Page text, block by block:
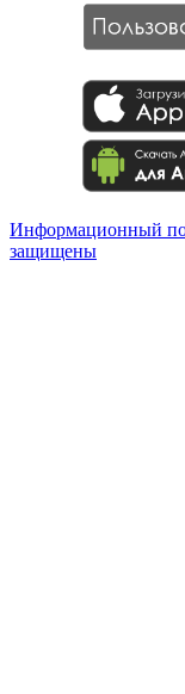
Информационный
защищены